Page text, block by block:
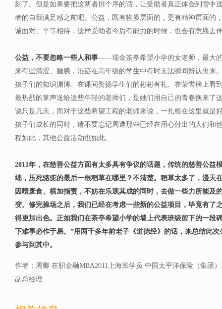
刻了。但是如果要把这两者排个序的话，让受助者真正体会到雪中
者的自我满足感之前吧。公益，既有物质层面的，更有精神层面的
诚面对、平等相待，这样受助者今后有能力的时候，也会有意愿去
公益，不要忽略一些人和事——瑞金茶亭希望小学的女老师，最大
来有些清涩、腼腆，混迹在高年级的学生中有时无法瞬间辨认出来
孩子们的知识渊博、在课间赞扬学生们的彬彬有礼、在荣誉榜上看
最热烈的掌声送给这些年轻的老师们，是她们用自己的青春换来了
说只是几天，而对于这些希望工程的老师来说，一扎根在这里就是
孩子们成长的同时，请不要忘记周遭那些已经在用心付出的人们和
程如此，其他公益活动也如此。
2011年，在慈善公益方面有太多具有争议的话题，传统的慈善公益
绌，压死骆驼的最后一根稻草在哪里？不清楚。稻草太多了，漫天
因噎废食、横加指责，不妨在乐观其成的同时，去做一些力所能及
变。修完操场之后，我们已经在考虑一些新的公益项目，毕竟有了
得更加出色。正如我们在茶亭希望小学的墙上代表班级留下的一段
下难事必作于易。”用两千多年前老子《道德经》的话，来总结此
参与到其中。
作者：周卿 在职金融MBA2011上海班学员 中国太平洋保险（集团
副总经理